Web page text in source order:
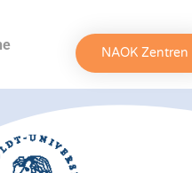
NAOK Zentren